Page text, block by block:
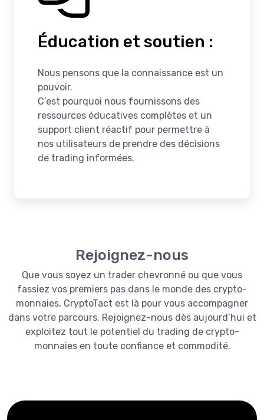
Éducation et soutien :
Nous pensons que la connaissance est un
pouvoir.
C’est pourquoi nous fournissons des
ressources éducatives complètes et un
support client réactif pour permettre à
nos utilisateurs de prendre des décisions
de trading informées.
Rejoignez-nous
Que vous soyez un trader chevronné ou que vous
fassiez vos premiers pas dans le monde des crypto-
monnaies, CryptoTact est là pour vous accompagner
dans votre parcours. Rejoignez-nous dès aujourd’hui et
exploitez tout le potentiel du trading de crypto-
monnaies en toute confiance et commodité.